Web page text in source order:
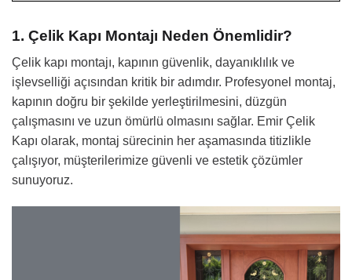
1. Çelik Kapı Montajı Neden Önemlidir?
Çelik kapı montajı, kapının güvenlik, dayanıklılık ve
işlevselliği açısından kritik bir adımdır. Profesyonel montaj,
kapının doğru bir şekilde yerleştirilmesini, düzgün
çalışmasını ve uzun ömürlü olmasını sağlar. Emir Çelik
Kapı olarak, montaj sürecinin her aşamasında titizlikle
çalışıyor, müşterilerimize güvenli ve estetik çözümler
sunuyoruz.